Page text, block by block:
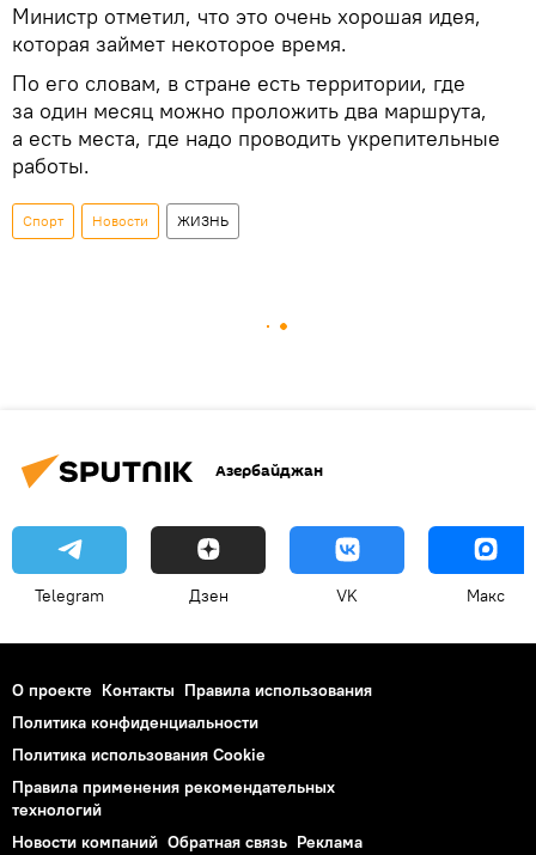
Министр отметил, что это очень хорошая идея,
которая займет некоторое время.
По его словам, в стране есть территории, где
за один месяц можно проложить два маршрута,
а есть места, где надо проводить укрепительные
работы.
Спорт Новости ЖИЗНЬ
Азербайджан
Telegram Дзен VK Макс
О проекте Контакты Правила использования
Политика конфиденциальности
Политика использования Cookie
Правила применения рекомендательных
технологий
Новости компаний Обратная связь Реклама